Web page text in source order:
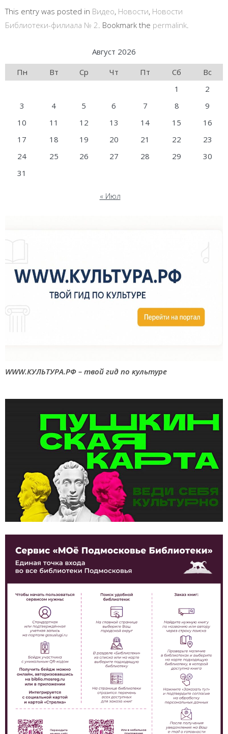
This entry was posted in Видео, Новости, Новости
Библиотеки-филиала № 2 . Bookmark the permalink
Август 2026
Пн
Вт Ср Чт Пт Сб
Вс
1
2
3
4 5 6 7 8
9
10
11 12 13 14 15
16
17
18 19 20 21 22
23
24
25 26 27 28 29
30
31
« Июл
WWW.КУЛЬТУРА.РФ – твой гид по культуре